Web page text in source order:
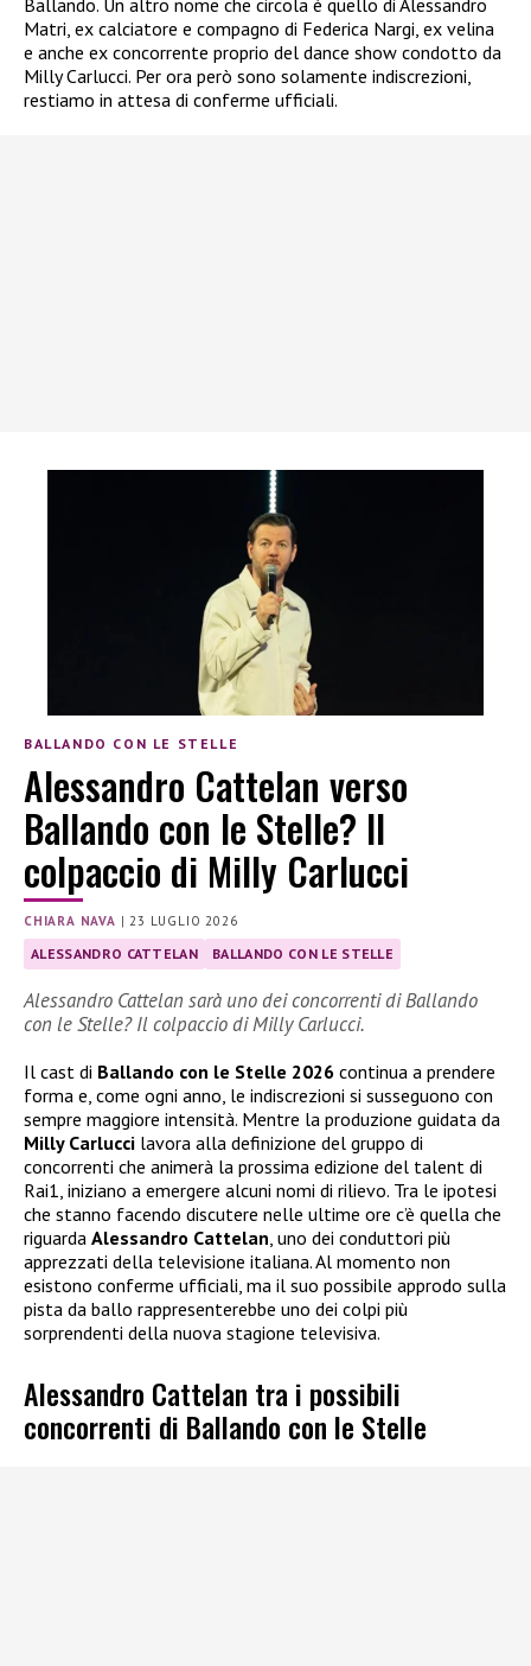
Ballando. Un altro nome che circola è quello di Alessandro
Matri, ex calciatore e compagno di Federica Nargi, ex velina
e anche ex concorrente proprio del dance show condotto da
Milly Carlucci. Per ora però sono solamente indiscrezioni,
restiamo in attesa di conferme ufficiali.
BALLANDO CON LE STELLE
Alessandro Cattelan verso
Ballando con le Stelle? Il
colpaccio di Milly Carlucci
CHIARA NAVA | 23 LUGLIO 2026
ALESSANDRO CATTELAN BALLANDO CON LE STELLE
Alessandro Cattelan sarà uno dei concorrenti di Ballando
con le Stelle? Il colpaccio di Milly Carlucci.
Il cast di Ballando con le Stelle 2026 continua a prendere
forma e, come ogni anno, le indiscrezioni si susseguono con
sempre maggiore intensità. Mentre la produzione guidata da
Milly Carlucci lavora alla definizione del gruppo di
concorrenti che animerà la prossima edizione del talent di
Rai1, iniziano a emergere alcuni nomi di rilievo. Tra le ipotesi
che stanno facendo discutere nelle ultime ore c’è quella che
riguarda Alessandro Cattelan, uno dei conduttori più
apprezzati della televisione italiana. Al momento non
esistono conferme ufficiali, ma il suo possibile approdo sulla
pista da ballo rappresenterebbe uno dei colpi più
sorprendenti della nuova stagione televisiva.
Alessandro Cattelan tra i possibili
concorrenti di Ballando con le Stelle